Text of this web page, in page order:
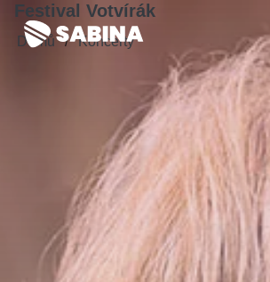
Festival Votvírák
Domů Koncerty